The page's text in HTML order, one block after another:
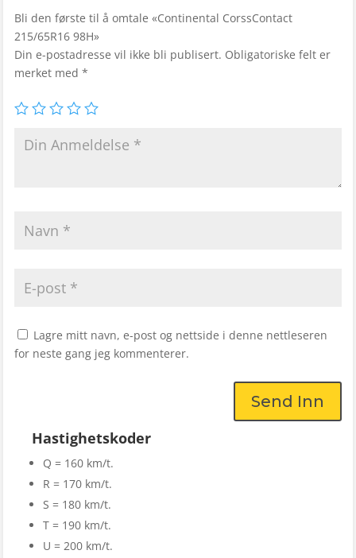
Bli den første til å omtale «Continental CorssContact
215/65R16 98H»
Din e-postadresse vil ikke bli publisert. Obligatoriske felt er
merket med *
Lagre mitt navn, e-post og nettside i denne nettleseren
for neste gang jeg kommenterer.
Send Inn
Hastighetskoder
Q = 160 km/t.
R = 170 km/t.
S = 180 km/t.
T = 190 km/t.
U = 200 km/t.